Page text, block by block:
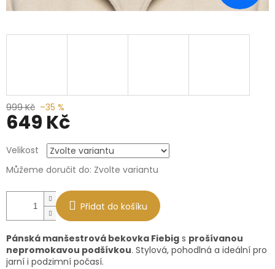
999 Kč –35 %
649 Kč
cena:
Velikost
Můžeme doručit do: Zvolte variantu
Přidat do košíku
Pánská manšestrová bekovka Fiebig s prošívanou
nepromokavou podšívkou. Stylová, pohodlná a ideální pro
jarní i podzimní počasí.